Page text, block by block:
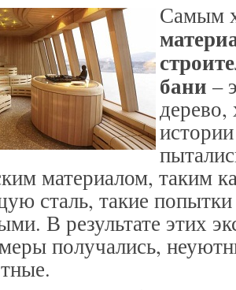
Самым
бани –
дерево,
материалом, таким
сталь, такие попытки
В результате этих
получались,